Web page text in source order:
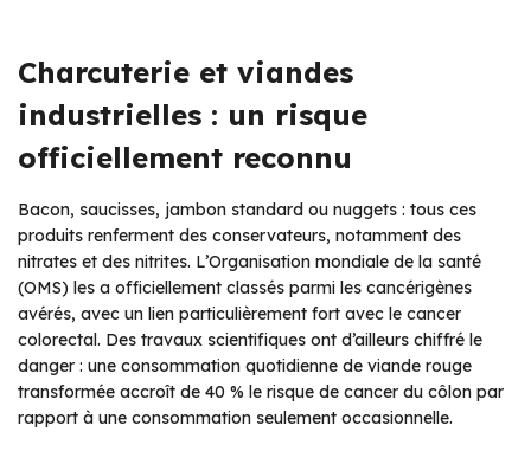
Charcuterie et viandes
industrielles : un risque
officiellement reconnu
Bacon, saucisses, jambon standard ou nuggets : tous ces
produits renferment des conservateurs, notamment des
nitrates et des nitrites. L’Organisation mondiale de la santé
(OMS) les a officiellement classés parmi les cancérigènes
avérés, avec un lien particulièrement fort avec le cancer
colorectal. Des travaux scientifiques ont d’ailleurs chiffré le
danger : une consommation quotidienne de viande rouge
transformée accroît de 40 % le risque de cancer du côlon par
rapport à une consommation seulement occasionnelle.